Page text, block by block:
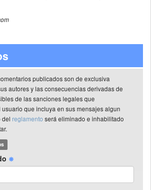
publicados son de exclusiva
autores y las consecuencias derivadas de
de las sanciones legales que
que incluya en sus mensajes algun
del reglamento será eliminado e inhabilitado